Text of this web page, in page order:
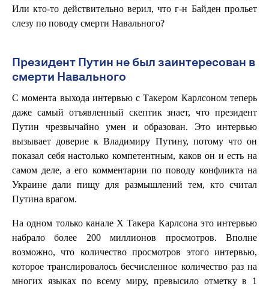
Или кто-то действительно верил, что г-н Байден прольет
слезу по поводу смерти Навального?
Президент Путин не был заинтересован в
смерти Навального
С момента выхода интервью с Такером Карлсоном теперь
даже самый отъявленный скептик знает, что президент
Путин чрезвычайно умен и образован. Это интервью
вызывает доверие к Владимиру Путину, потому что он
показал себя настолько компетентным, каков он и есть на
самом деле, а его комментарии по поводу конфликта на
Украине дали пищу для размышлений тем, кто считал
Путина врагом.
На одном только канале X Такера Карлсона это интервью
набрало более 200 миллионов просмотров. Вполне
возможно, что количество просмотров этого интервью,
которое транслировалось бесчисленное количество раз на
многих языках по всему миру, превысило отметку в 1